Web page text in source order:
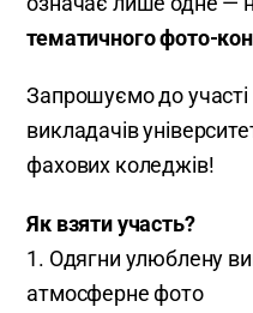
тематичного фото-
Запрошуємо до участі
викладачів
фахових коледжів!
Як взяти участь?
1. Одягни улюблену
атмосферне фото